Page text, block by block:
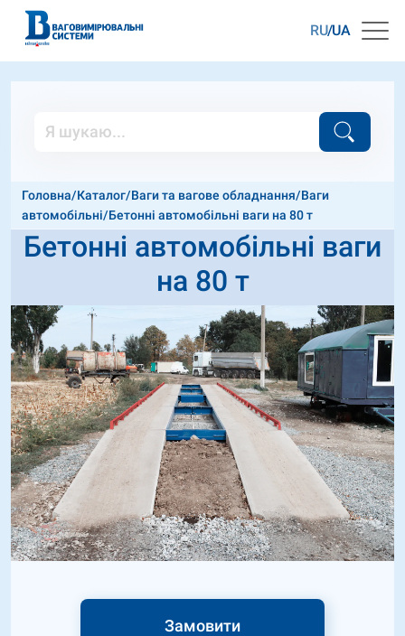
RU UA
Головна/Каталог/Ваги та вагове обладнання/Ваги
автомобільні/Бетонні автомобільні ваги на 80 т
Бетонні автомобільні ваги
на 80 т
Замовити